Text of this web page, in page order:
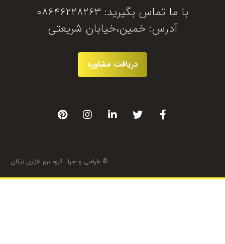
با ما تماس بگیرید: ۰۸۶۴۶۲۲۸۲۶۳
آدرس: خمین،خیابان شریعتی
دریافت مشاوره
© طراحی و اجرا : گروه نرم افزاری نیکان